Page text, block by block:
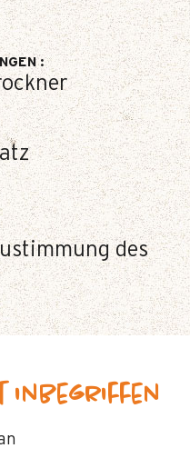
:
des
inbegriffen